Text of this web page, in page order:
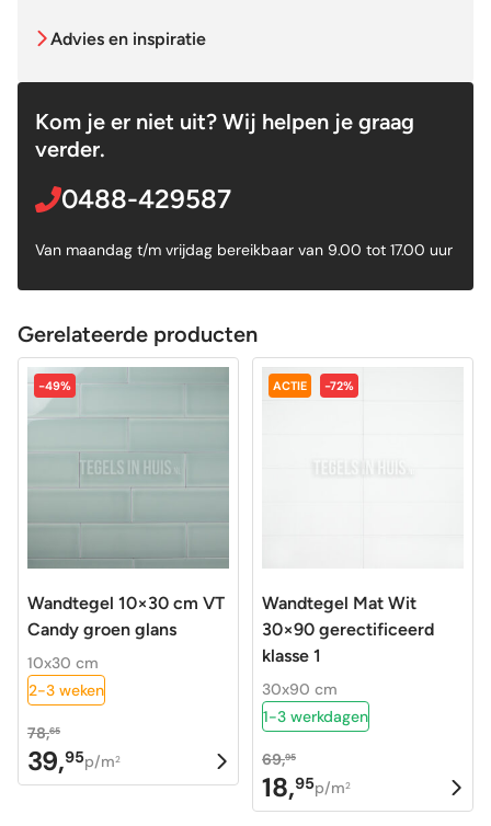
Advies en inspiratie
Kom je er niet uit? Wij helpen je graag
verder.
0488-429587
Van maandag t/m vrijdag bereikbaar van 9.00 tot 17.00 uur
Gerelateerde producten
-49%
Wandtegel 10×30 cm VT
Candy groen glans
10x30 cm
2-3 weken
78,65
Oorspronkelijke
prijs
39,95
Huidige
prijs
p/m2
ACTIE -72%
Wandtegel Mat Wit
30×90 gerectificeerd
klasse 1
30x90 cm
1-3 werkdagen
69,95
Oorspronkelijke
prijs
18,95
Huidige
prijs
p/m2